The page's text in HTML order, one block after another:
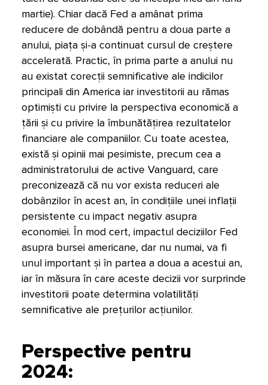
martie). Chiar dacă Fed a amânat prima
reducere de dobândă pentru a doua parte a
anului, piața și-a continuat cursul de creștere
accelerată. Practic, în prima parte a anului nu
au existat corecții semnificative ale indicilor
principali din America iar investitorii au rămas
optimiști cu privire la perspectiva economică a
țării și cu privire la îmbunătățirea rezultatelor
financiare ale companiilor. Cu toate acestea,
există și opinii mai pesimiste, precum cea a
administratorului de active Vanguard, care
preconizează că nu vor exista reduceri ale
dobânzilor în acest an, în condițiile unei inflații
persistente cu impact negativ asupra
economiei. În mod cert, impactul deciziilor Fed
asupra bursei americane, dar nu numai, va fi
unul important și în partea a doua a acestui an,
iar în măsura în care aceste decizii vor surprinde
investitorii poate determina volatilități
semnificative ale prețurilor acțiunilor.
Perspective pentru
2024: